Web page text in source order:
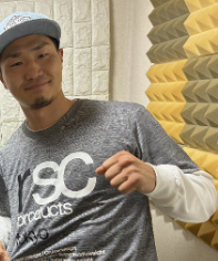
だいごのNO
に登場!